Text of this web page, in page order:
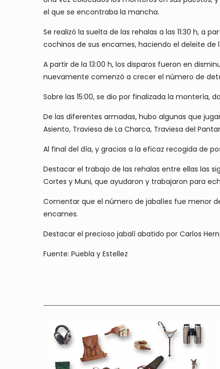
el que se encontraba la mancha.
Se realizó la suelta de las rehalas a las 11:30 h, a
cochinos de sus encames, haciendo el deleite
A partir de la 13:00 h, los disparos fueron en
nuevamente comenzó a crecer el número de
Sobre las 15:00, se dio por finalizada la
De las diferentes armadas, hubo algunas que
Asiento, Traviesa de La Charca, Traviesa del
Al final del día, y gracias a la eficaz recogida de
Destacar el trabajo de las rehalas entre ellas las
Cortes y Muni, que ayudaron y trabajaron para
Comentar que el número de jabalíes fue menor
encames.
Destacar el precioso jabalí abatido por Carlos
Fuente: Puebla y Estellez